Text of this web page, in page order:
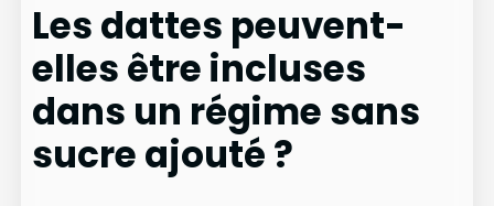
Les dattes peuvent-
elles être incluses
dans un régime sans
sucre ajouté ?